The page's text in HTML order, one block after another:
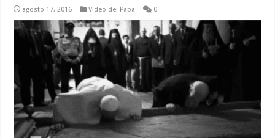
agosto 17, 2016 Video del Papa 0